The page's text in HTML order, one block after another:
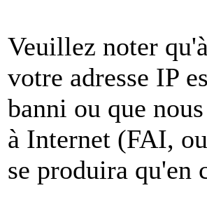
Veuillez noter
votre adresse IP
banni ou que
à Internet (FAI,
se produira qu'en